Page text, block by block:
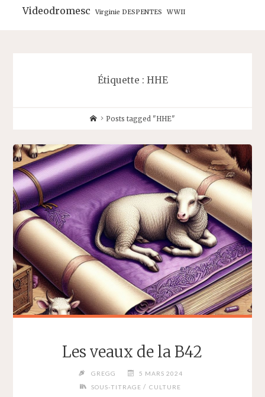
Videodromesc Virginie DESPENTES WWII
Étiquette : HHE
HomePosts tagged "HHE"
Les veaux de la B42
GREGG
5 MARS 2024
SOUS-TITRAGE / CULTURE